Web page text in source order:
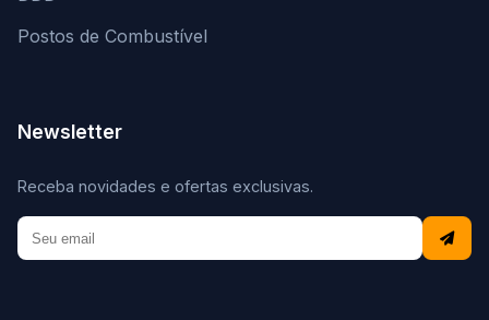
Postos de Combustível
Newsletter
Receba novidades e ofertas exclusivas.